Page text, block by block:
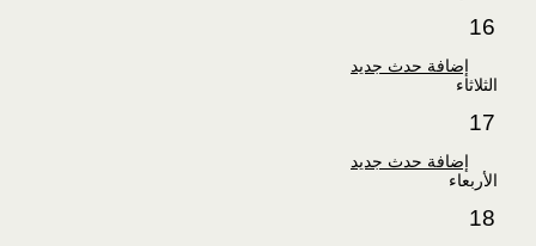
16
إضافة حدث جديد
الثلاثاء
17
إضافة حدث جديد
الأربعاء
18